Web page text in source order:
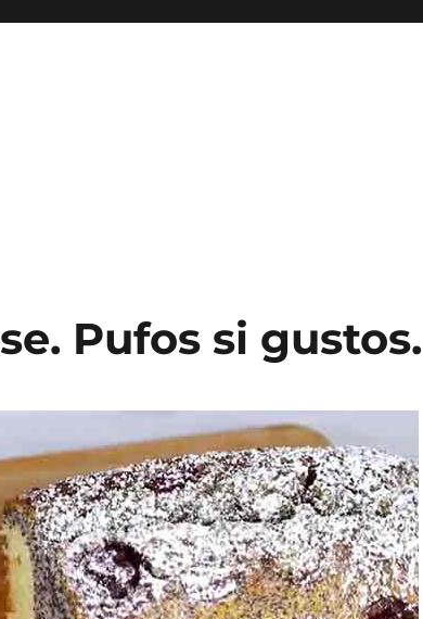
Pufos si gustos.